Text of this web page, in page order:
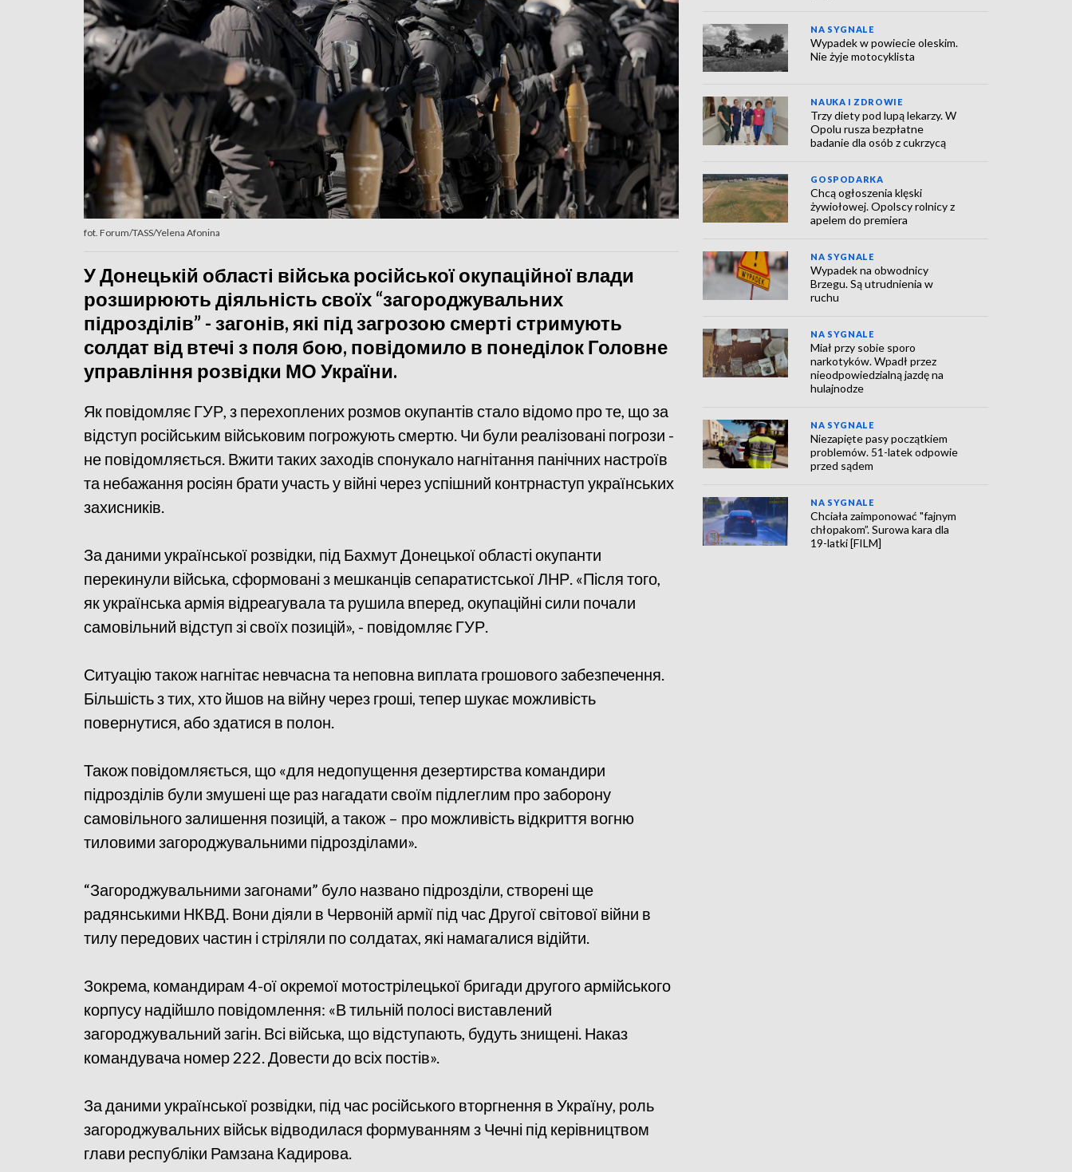
fot. Forum/TASS/Yelena Afonina
У Донецькій області війська російської окупаційної влади
розширюють діяльність своїх “загороджувальних
підрозділів” - загонів, які під загрозою смерті стримують
солдат від втечі з поля бою, повідомило в понеділок Головне
управління розвідки МО України.
Як повідомляє ГУР, з перехоплених розмов окупантів стало відомо про те, що за
відступ російським військовим погрожують смертю. Чи були реалізовані погрози -
не повідомляється. Вжити таких заходів спонукало нагнітання панічних настроїв
та небажання росіян брати участь у війні через успішний контрнаступ українських
захисників.
За даними української розвідки, під Бахмут Донецької області окупанти
перекинули війська, сформовані з мешканців сепаратистської ЛНР. «Після того,
як українська армія відреагувала та рушила вперед, окупаційні сили почали
самовільний відступ зі своїх позицій», - повідомляє ГУР.
Ситуацію також нагнітає невчасна та неповна виплата грошового забезпечення.
Більшість з тих, хто йшов на війну через гроші, тепер шукає можливість
повернутися, або здатися в полон.
Також повідомляється, що «для недопущення дезертирства командири
підрозділів були змушені ще раз нагадати своїм підлеглим про заборону
самовільного залишення позицій, а також – про можливість відкриття вогню
тиловими загороджувальними підрозділами».
“Загороджувальними загонами” було названо підрозділи, створені ще
радянськими НКВД. Вони діяли в Червоній армії під час Другої світової війни в
тилу передових частин і стріляли по солдатах, які намагалися відійти.
Зокрема, командирам 4-ої окремої мотострілецької бригади другого армійського
корпусу надійшло повідомлення: «В тильній полосі виставлений
загороджувальний загін. Всі війська, що відступають, будуть знищені. Наказ
командувача номер 222. Довести до всіх постів».
За даними української розвідки, під час російського вторгнення в Україну, роль
загороджувальних військ відводилася формуванням з Чечні під керівництвом
глави республіки Рамзана Кадирова.
NA SYGNALE
Wypadek w powiecie oleskim.
Nie żyje motocyklista
NAUKA I ZDROWIE
Trzy diety pod lupą lekarzy. W
Opolu rusza bezpłatne
badanie dla osób z cukrzycą
GOSPODARKA
Chcą ogłoszenia klęski
żywiołowej. Opolscy rolnicy z
apelem do premiera
NA SYGNALE
Wypadek na obwodnicy
Brzegu. Są utrudnienia w
ruchu
NA SYGNALE
Miał przy sobie sporo
narkotyków. Wpadł przez
nieodpowiedzialną jazdę na
hulajnodze
NA SYGNALE
Niezapięte pasy początkiem
problemów. 51-latek odpowie
przed sądem
NA SYGNALE
Chciała zaimponować "fajnym
chłopakom”. Surowa kara dla
19-latki [FILM]